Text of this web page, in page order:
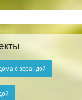
с верандой